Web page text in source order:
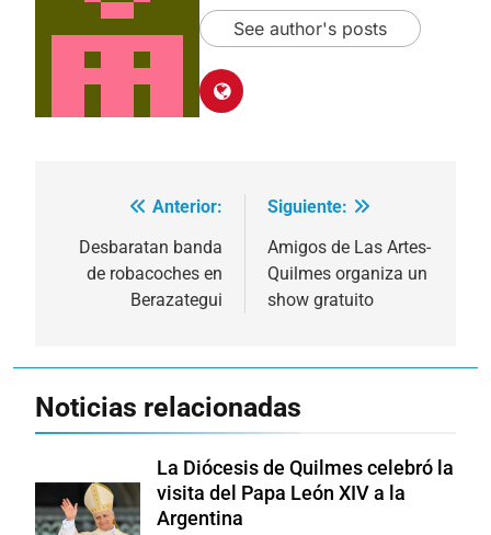
See author's posts
Navegación
de
entradas
Anterior:
Desbaratan banda
de robacoches en
Berazategui
Siguiente:
Amigos de Las Artes-
Quilmes organiza un
show gratuito
Noticias relacionadas
La Diócesis de Quilmes celebró la
visita del Papa León XIV a la
Argentina